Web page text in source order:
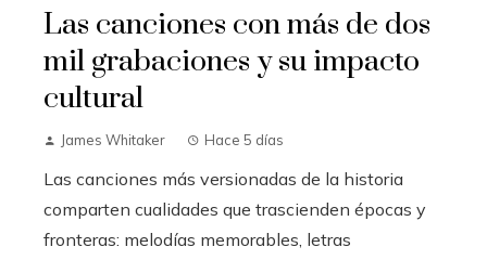
Las canciones con más de dos
mil grabaciones y su impacto
cultural
James Whitaker Hace 5 días
Las canciones más versionadas de la historia
comparten cualidades que trascienden épocas y
fronteras: melodías memorables, letras